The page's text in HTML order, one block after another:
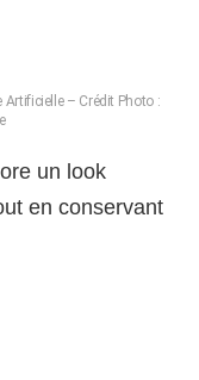
Artificielle – Crédit Photo :
un look
en conservant